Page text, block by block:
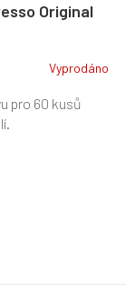
Original
Vyprodáno
pro 60 kusů